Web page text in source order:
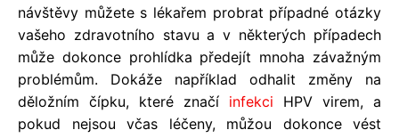
návštěvy můžete s lékařem probrat případné otázky
vašeho zdravotního stavu a v některých případech
může dokonce prohlídka předejít mnoha závažným
problémům. Dokáže například odhalit změny na
děložním čípku, které značí infekci HPV virem, a
pokud nejsou včas léčeny, můžou dokonce vést